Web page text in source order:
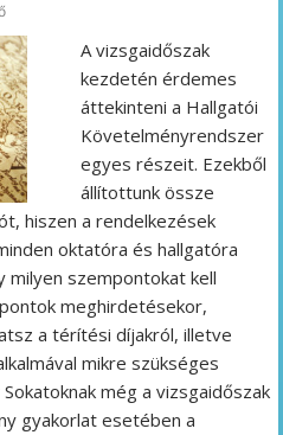
A vizsgaidőszak
kezdetén érdemes
áttekinteni a Hallgatói
Követelményrendszer
egyes részeit. Ezekből
állítottunk össze
hiszen a rendelkezések
oktatóra és hallgatóra
milyen szempontokat kell
meghirdetésekor,
a térítési díjakról, illetve
mikre szükséges
még a vizsgaidőszak
gyakorlat esetében a